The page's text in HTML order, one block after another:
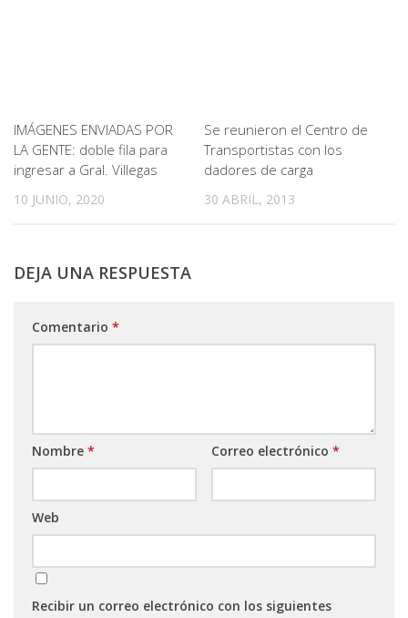
IMÁGENES ENVIADAS POR
LA GENTE: doble fila para
ingresar a Gral. Villegas
10 JUNIO, 2020
Se reunieron el Centro de
Transportistas con los
dadores de carga
30 ABRIL, 2013
DEJA UNA RESPUESTA
Comentario *
Nombre * Correo electrónico *
Web
Recibir un correo electrónico con los siguientes